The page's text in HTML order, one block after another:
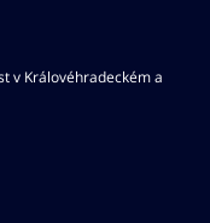
v Královéhradeckém a